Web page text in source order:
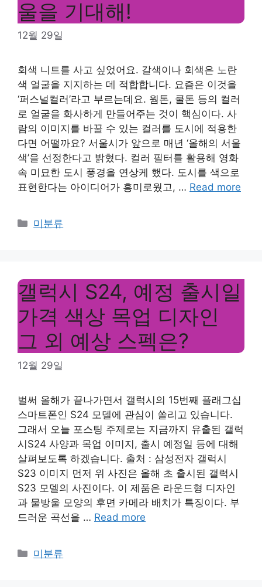
울을 기대해!
12월 29일
회색 니트를 사고 싶었어요. 갈색이나 회색은 노란
색 얼굴을 지지하는 데 적합합니다. 요즘은 이것을
‘퍼스널컬러’라고 부르는데요. 웜톤, 쿨톤 등의 컬러
로 얼굴을 화사하게 만들어주는 것이 핵심이다. 사
람의 이미지를 바꿀 수 있는 컬러를 도시에 적용한
다면 어떨까요? 서울시가 앞으로 매년 ‘올해의 서울
색’을 선정한다고 밝혔다. 컬러 필터를 활용해 영화
속 미묘한 도시 풍경을 연상케 했다. 도시를 색으로
표현한다는 아이디어가 흥미로웠고, … Read more
Categories
미분류
갤럭시 S24, 예정 출시일
가격 색상 목업 디자인
그 외 예상 스펙은?
12월 29일
벌써 올해가 끝나가면서 갤럭시의 15번째 플래그십
스마트폰인 S24 모델에 관심이 쏠리고 있습니다.
그래서 오늘 포스팅 주제로는 지금까지 유출된 갤럭
시S24 사양과 목업 이미지, 출시 예정일 등에 대해
살펴보도록 하겠습니다. 출처 : 삼성전자 갤럭시
S23 이미지 먼저 위 사진은 올해 초 출시된 갤럭시
S23 모델의 사진이다. 이 제품은 라운드형 디자인
과 물방울 모양의 후면 카메라 배치가 특징이다. 부
드러운 곡선을 … Read more
Categories
미분류